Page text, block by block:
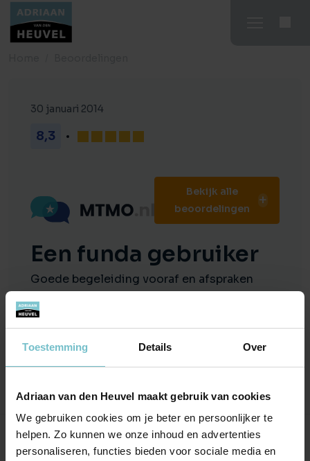
Toestemming Details Over
Adriaan van den Heuvel maakt gebruik van cookies
We gebruiken cookies om je beter en persoonlijker te
helpen. Zo kunnen we onze inhoud en advertenties
personaliseren, functies bieden voor sociale media en
30 januari 2014
8,3
Bekijk alle
beoordelingen
Een funda gebruiker
Goede begeleiding vooraf en afspraken
tijdig doorgegeven
verder goede communicatie met makelaar
Onze kantoren